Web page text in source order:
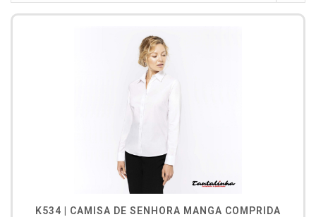
K534 | CAMISA DE SENHORA MANGA COMPRIDA